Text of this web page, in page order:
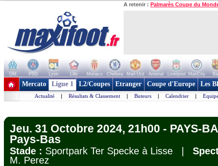
A retenir : Palmarès Coupe du
OM PSG Lyon Lille Monaco Chelsea Man Utd Arsenal Liverpool ManCity
+ de clubs
Mercato Ligue 1 L2/Coupes Etranger Coupe d'Europe Les
Actualité | Résultats & Classement | Buteurs | Calendrier |
Jeu. 31 Octobre 2024, 21h00 - PAYS-
Pays-Bas
Stade : Sportpark Ter Specke à Lisse |
M. Perez